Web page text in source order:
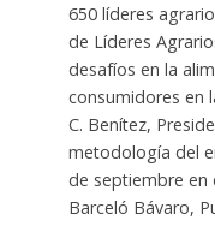
650 líderes
de Líderes
desafíos en la
consumidores en
C. Benítez,
metodología del
de septiembre en
Barceló Bávaro,